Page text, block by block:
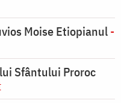
Moise Etiopianul-
Sfântului Proroc